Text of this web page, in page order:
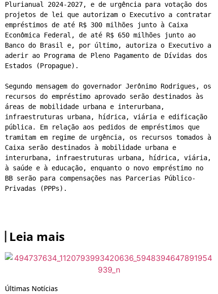
Plurianual 2024-2027, e de urgência para votação dos
projetos de lei que autorizam o Executivo a contratar
empréstimos de até R$ 300 milhões junto à Caixa
Econômica Federal, de até R$ 650 milhões junto ao
Banco do Brasil e, por último, autoriza o Executivo a
aderir ao Programa de Pleno Pagamento de Dívidas dos
Estados (Propague).
Segundo mensagem do governador Jerônimo Rodrigues, os
recursos do empréstimo aprovado serão destinados às
áreas de mobilidade urbana e interurbana,
infraestruturas urbana, hídrica, viária e edificação
pública. Em relação aos pedidos de empréstimos que
tramitam em regime de urgência, os recursos tomados à
Caixa serão destinados à mobilidade urbana e
interurbana, infraestruturas urbana, hídrica, viária,
à saúde e à educação, enquanto o novo empréstimo no
BB serão para compensações nas Parcerias Público-
Privadas (PPPs).
Leia mais
Últimas Notícias